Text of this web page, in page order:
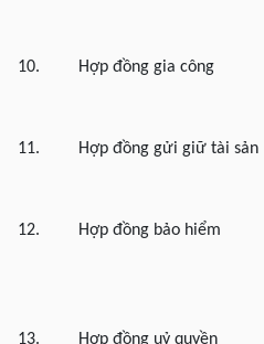
10. Hợp đồng gia công
11. Hợp đồng gửi giữ tài sản
12. Hợp đồng bảo hiểm
13. Hợp đồng uỷ quyền